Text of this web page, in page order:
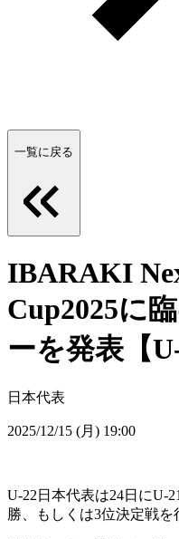
一覧に戻る
IBARAKI
Cup2025に
ーを発表【
日本代表
2025/12/15 (月) 19:00
U-22日本代表は24日にU-
勝、もしくは3位決定戦を